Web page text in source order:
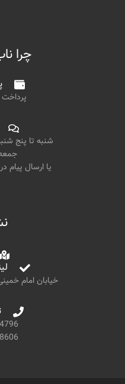
چرا
شنبه تا پنج شنبه: ۱۰ تا ۱۳ و ۱۷
جمعه: ۱۸
یا ارسال پیام
خیابان امام